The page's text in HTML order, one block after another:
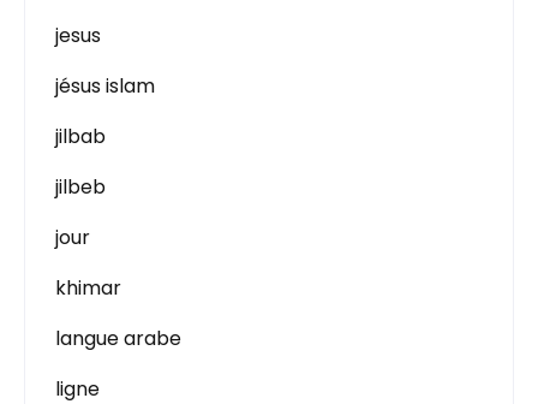
jesus
jésus islam
jilbab
jilbeb
jour
khimar
langue arabe
ligne